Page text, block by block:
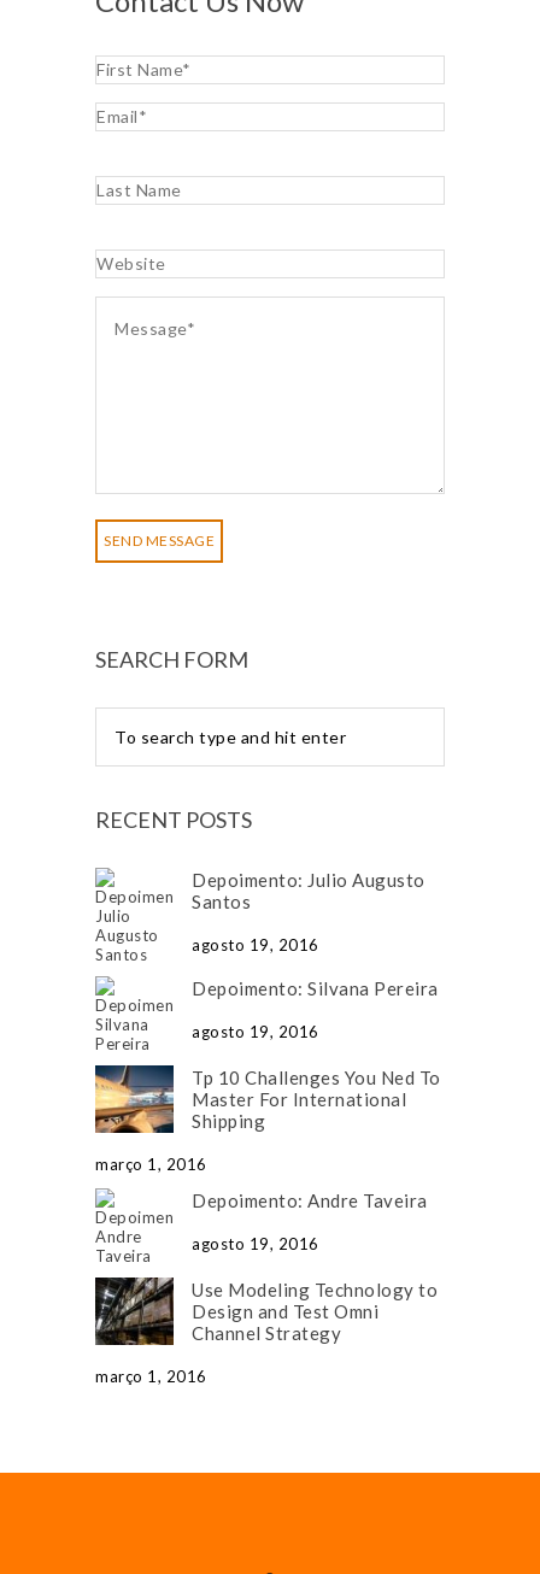
SEARCH FORM
RECENT POSTS
Depoimento: Julio Augusto
Santos
agosto 19, 2016
Depoimento: Silvana Pereira
agosto 19, 2016
Tp 10 Challenges You Ned To
Master For International
Shipping
março 1, 2016
Depoimento: Andre Taveira
agosto 19, 2016
Use Modeling Technology to
Design and Test Omni
Channel Strategy
março 1, 2016